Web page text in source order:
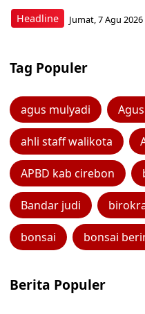
Headline Jumat, 7 Agu 2026
Tag Populer
agus mulyadi
ahli staff walikota
APBD kab cirebon
Bandar judi
bonsai bonsai
Berita Populer